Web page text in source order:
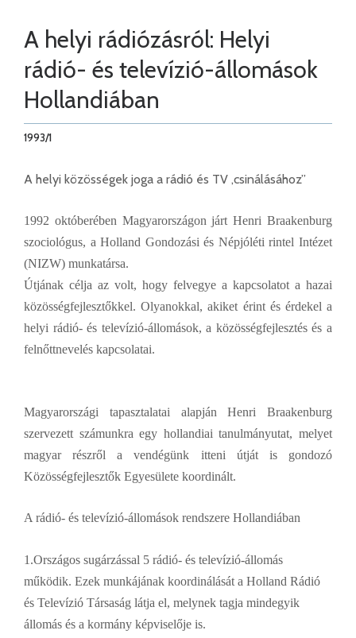
A helyi rádiózásról: Helyi
rádió- és televízió-állomások
Hollandiában
1993/1
A helyi közösségek joga a rádió és TV ,csinálásához”
1992 októberében Magyarországon járt Henri Braakenburg
szociológus, a Holland Gondozási és Népjóléti rintel Intézet
(NIZW) munkatársa.
Útjának célja az volt, hogy felvegye a kapcsolatot a hazai
közösségfejlesztőkkel. Olyanokkal, akiket érint és érdekel a
helyi rádió- és televízió-állomások, a közösségfejlesztés és a
felnőttnevelés kapcsolatai.
Magyarországi tapasztalatai alapján Henri Braakenburg
szervezett számunkra egy hollandiai tanulmányutat, melyet
magyar részről a vendégünk itteni útját is gondozó
Közösségfejlesztők Egyesülete koordinált.
A rádió- és televízió-állomások rendszere Hollandiában
1.Országos sugárzással 5 rádió- és televízió-állomás
működik. Ezek munkájának koordinálását a Holland Rádió
és Televízió Társaság látja el, melynek tagja mindegyik
állomás és a kormány képviselője is.